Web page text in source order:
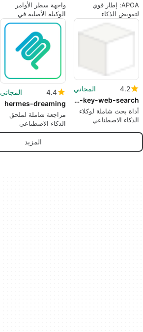
APOA: إطار قوي
لتفويض الذكاء
الاصطناعي
واجهة سطر الأوامر
الوكيلة الأصلية في
الطرفية لتوليد الشيفرة
بشكل مستقل
4.2
المجاني
zero-api-key-web-search
أداة بحث شاملة لوكلاء
الذكاء الاصطناعي
4.4
المجاني
hermes-dreaming
مراجعة شاملة لملحق
الذكاء الاصطناعي
hermes-dreaming
المزيد